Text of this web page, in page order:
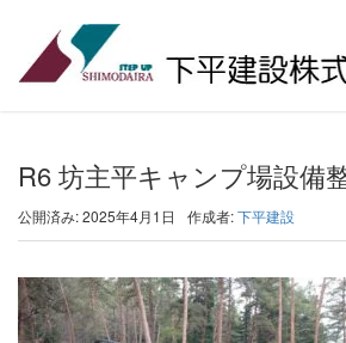
R6 坊主平キャンプ場設備
公開済み: 2025年4月1日 作成者:下平建設